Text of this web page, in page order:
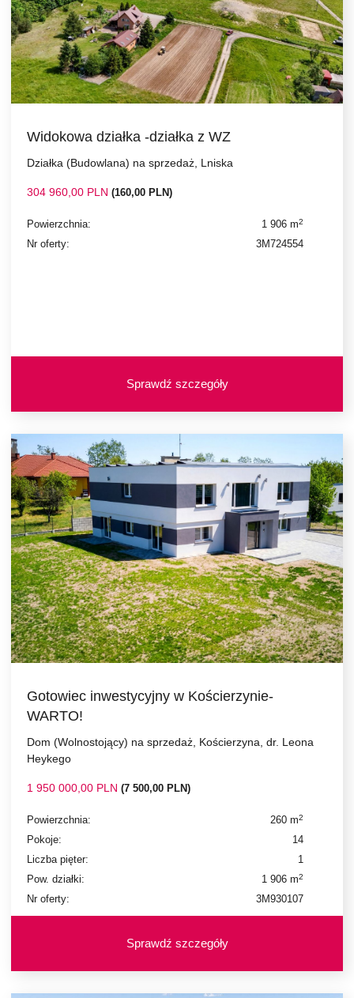
Widokowa działka -działka z WZ
Działka (Budowlana) na sprzedaż, Lniska
304 960,00 PLN (160,00 PLN)
Powierzchnia: 1 906 m2
Nr oferty: 3M724554
Sprawdź szczegóły
Gotowiec inwestycyjny w Kościerzynie-
WARTO!
Dom (Wolnostojący) na sprzedaż, Kościerzyna, dr. Leona
Heykego
1 950 000,00 PLN (7 500,00 PLN)
Powierzchnia: 260 m2
Pokoje:
14
Liczba pięter:
1
Pow. działki:
1 906 m2
Nr oferty: 3M930107
Sprawdź szczegóły